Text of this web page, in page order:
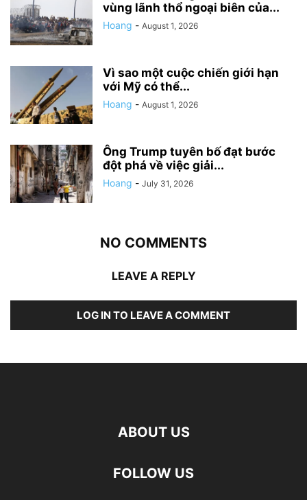
vùng lãnh thổ ngoại biên của...
Hoang - August 1, 2026
Vì sao một cuộc chiến giới hạn
với Mỹ có thể...
Hoang - August 1, 2026
Ông Trump tuyên bố đạt bước
đột phá về việc giải...
Hoang - July 31, 2026
NO COMMENTS
LEAVE A REPLY
LOG IN TO LEAVE A COMMENT
ABOUT US
FOLLOW US